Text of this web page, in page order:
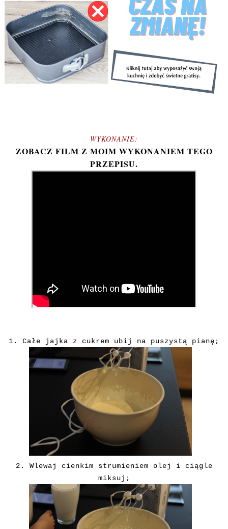
WYKONANIE:
ZOBACZ FILM Z MOIM WYKONANIEM TEGO
PRZEPISU.
1. Całe jajka z cukrem ubij na puszystą pianę;
2. Wlewaj cienkim strumieniem olej i ciągle
miksuj;